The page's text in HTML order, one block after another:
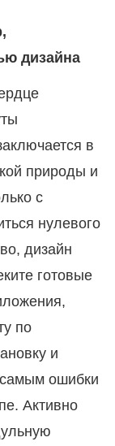
дизайна
в
природы и
с
нулевого
дизайн
готовые
по
и
ошибки
Активно